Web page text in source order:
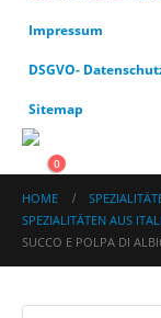
Impressum
DSGVO-
Sitemap
0
HOME
SPEZIALITÄTEN AUS
SUCCO E POLPA DI